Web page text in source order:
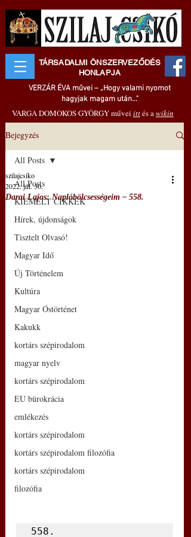
TÁRSADALMI ÖNSZERVEZŐDÉS
HONLAPJA
VERZÁR ÉVA művei – „Hogy valami nyomot
hagyjak magam után..."
VARGA DOMOKOS GYÖRGY művei ittés awikin
Bejegyzés
All Posts
KIEMELT CIKKEK
Hírek, újdonságok
Tisztelt Olvasó!
Magyar Idő
Új Történelem
Kultúra
Magyar Őstörténet
Kakukk
kortárs szépirodalom
magyar nyelv
kortárs szépirodalom
EU bürokrácia
emlékezés
kortárs szépirodalom
kortárs szépirodalom filozófia
kortárs szépirodalom
filozófia
All Posts
Darai Lajos: Naplóbölcsességeim – 558.
szilajcsiko
2022. júl. 30.
558.